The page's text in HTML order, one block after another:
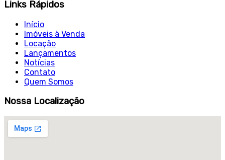
Links Rápidos
Início
Imóveis à Venda
Locação
Lançamentos
Notícias
Contato
Quem Somos
Nossa Localização